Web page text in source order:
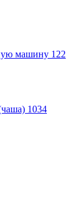
машину 122
1034